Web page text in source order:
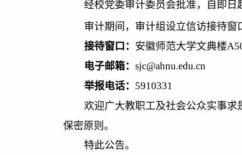
经校党委审计委员会批准，自即日
审计期间，审计组设立信访接待窗
接待窗口： 安徽师范大学文典楼
电子邮箱： sjc@ahnu.edu.cn
举报电话： 5910331
欢迎广大教职工及社会公众实事
保密原则。
特此公告。